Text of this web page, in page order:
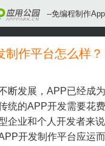
--免编程制作App
制作平台怎么样？
断发展，APP已经成
统的APP开发需要花
企业和个人开发者来
开发制作平台应运